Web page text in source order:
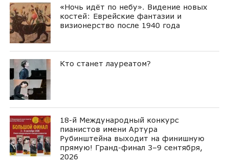
«Ночь идёт по небу». Видение новых
костей: Еврейские фантазии и
визионерство после 1940 года
Кто станет лауреатом?
18-й Международный конкурс
пианистов имени Артура
Рубинштейна выходит на финишную
прямую! Гранд-финал 3–9 сентября,
2026